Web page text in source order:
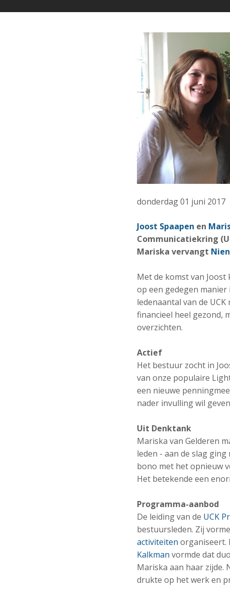
donderdag 01 juni 2017
Joost Spaapen en
Communicatiekring
Mariska vervangt
Met de komst van
op een gedegen
ledenaantal van de
financieel heel gezond,
overzichten.
Actief
Het bestuur zocht in
van onze populaire
een nieuwe
nader invulling wil
Uit Denktank
Mariska van Gelderen
leden - aan de slag
bono met het opnieuw
Het betekende een
Programma-aanbod
De leiding van de UCK
bestuursleden. Zij
activiteiten organiseert.
Kalkman vormde dat
Mariska aan haar zijde.
drukte op het werk en